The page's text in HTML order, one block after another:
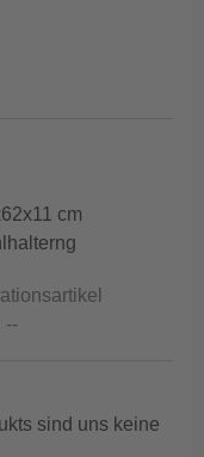
cm
--
sind uns keine